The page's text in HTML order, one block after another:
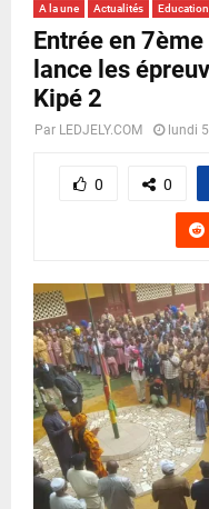
U
A la une Actualités Education
Entrée en
lance les
Kipé 2
Par LEDJELY.COM lundi
0 0